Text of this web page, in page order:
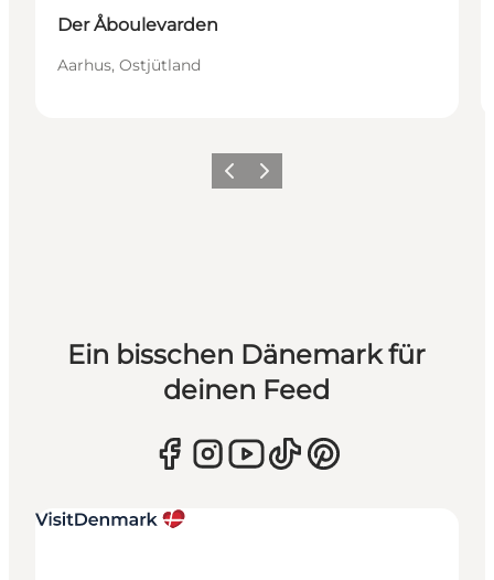
Der Åboulevarden
Aarhus, Ostjütland
ZurückWeiter
Ein bisschen Dänemark für
deinen Feed